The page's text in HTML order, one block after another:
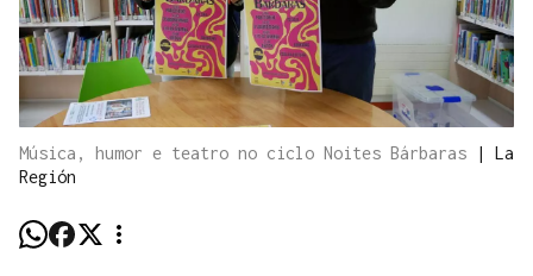
Música, humor e teatro no ciclo Noites Bárbaras | La
Región